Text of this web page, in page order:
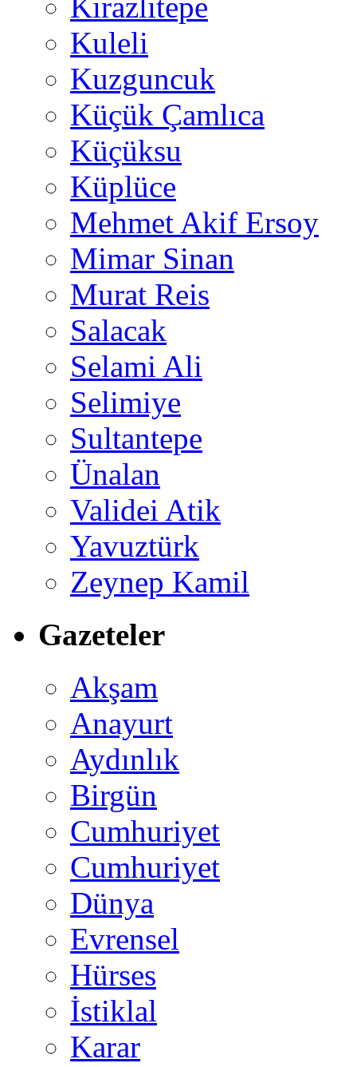
Kuleli
Kuzguncuk
Küçük Çamlıca
Küçüksu
Küplüce
Mehmet Akif Ersoy
Mimar Sinan
Murat Reis
Salacak
Selami Ali
Selimiye
Sultantepe
Ünalan
Validei Atik
Yavuztürk
Zeynep Kamil
Gazeteler
Akşam
Anayurt
Aydınlık
Birgün
Cumhuriyet
Cumhuriyet
Dünya
Evrensel
Hürses
İstiklal
Karar